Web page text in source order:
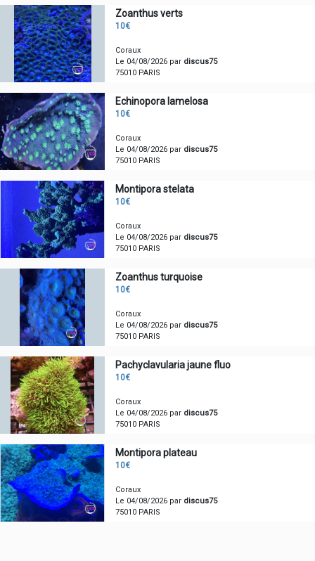
Zoanthus verts
10€
Coraux
Le 04/08/2026 par discus75
75010 PARIS
Echinopora lamelosa
10€
Coraux
Le 04/08/2026 par discus75
75010 PARIS
Montipora stelata
10€
Coraux
Le 04/08/2026 par discus75
75010 PARIS
Zoanthus turquoise
10€
Coraux
Le 04/08/2026 par discus75
75010 PARIS
Pachyclavularia jaune fluo
10€
Coraux
Le 04/08/2026 par discus75
75010 PARIS
Montipora plateau
10€
Coraux
Le 04/08/2026 par discus75
75010 PARIS